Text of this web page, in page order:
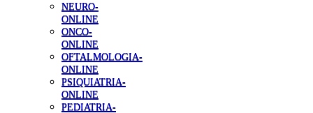
NEURO-
ONLINE
ONCO-
ONLINE
OFTALMOLOGIA-
ONLINE
PSIQUIATRIA-
ONLINE
PEDIATRIA-